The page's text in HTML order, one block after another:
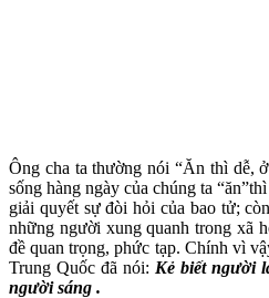
Ông cha ta thường nói “Ăn thì dễ,
sống hàng ngày của chúng ta
giải quyết sự đòi hỏi của bao tử;
những người xung quanh trong xã
đề quan trọng, phức tạp. Chính vì
Trung Quốc đã nói: Kẻ biết người
người sáng .